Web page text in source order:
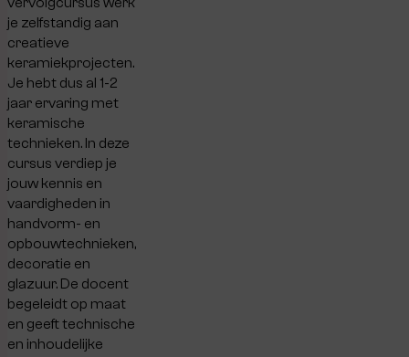
je zelfstandig aan
creatieve
keramiekprojecten.
Je hebt dus al 1-2
jaar ervaring met
keramische
technieken. In deze
cursus verdiep je
jouw kennis en
vaardigheden in
handvorm- en
opbouwtechnieken,
decoratie en
glazuur. De docent
begeleidt op maat
en geeft technische
en inhoudelijke